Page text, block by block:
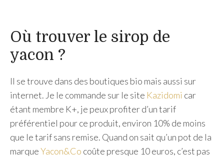
Où trouver le sirop de
yacon ?
Il se trouve dans des boutiques bio mais aussi sur
internet. Je le commande sur le site Kazidomi car
étant membre K+, je peux profiter d’un tarif
préférentiel pour ce produit, environ 10% de moins
que le tarif sans remise. Quand on sait qu’un pot de la
marqueYacon&Co coûte presque 10 euros, c’est pas